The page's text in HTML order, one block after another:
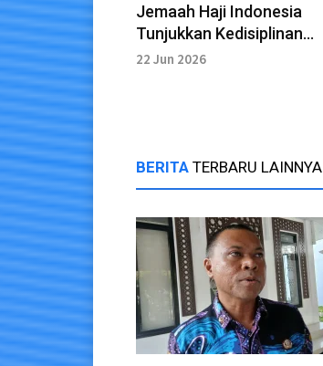
Jemaah Haji Indonesia
Tunjukkan Kedisiplinan
Tinggi di Madinah
22 Jun 2026
BERITA TERBARU LAINNYA